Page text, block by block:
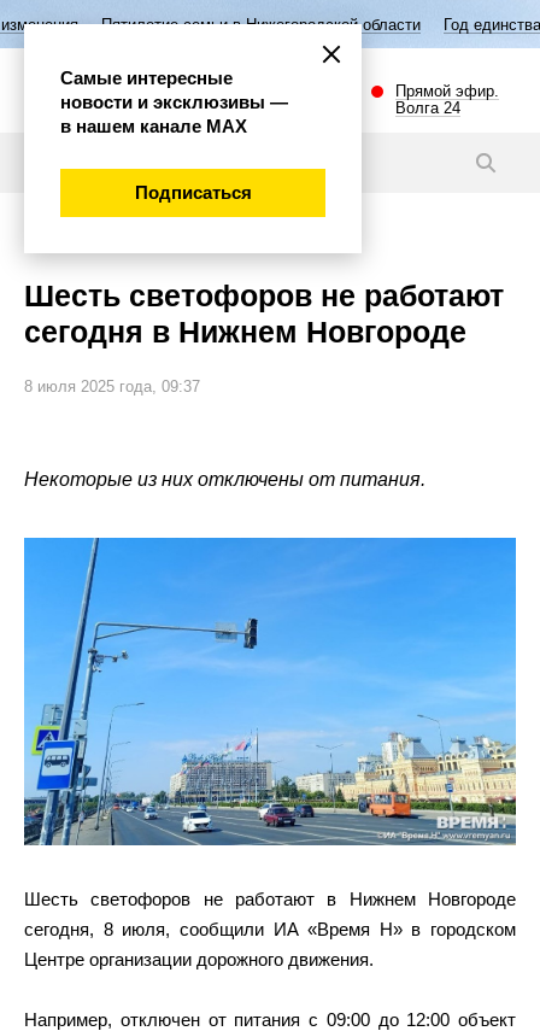
семьи в Нижегородской области Год единства народов России
Прямой эфир.
Волга 24
Шесть светофоров не работают
сегодня в Нижнем Новгороде
8 июля 2025 года, 09:37
Некоторые из них отключены от питания.
Шесть светофоров не работают в Нижнем Новгороде
сегодня, 8 июля, сообщили ИА «Время Н» в городском
Центре организации дорожного движения.
Например, отключен от питания с 09:00 до 12:00 объект
Самые интересные
новости и эксклюзивы —
в нашем канале МАХ
Подписаться